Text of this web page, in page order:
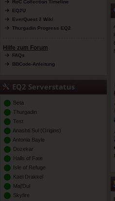
RoC Collection Timeline
EQ2U
EverQuest 2 Wiki
Thurgadin Progress EQ2
Hilfe zum Forum
FAQs
BBCode-Anleitung
EQ2 Serverstatus
Beta
Thurgadin
Test
Anashti Sul (Origins)
Antonia Bayle
Dozekar
Halls of Fate
Isle of Refuge
Kael Drakkel
Maj'Dul
Skyfire